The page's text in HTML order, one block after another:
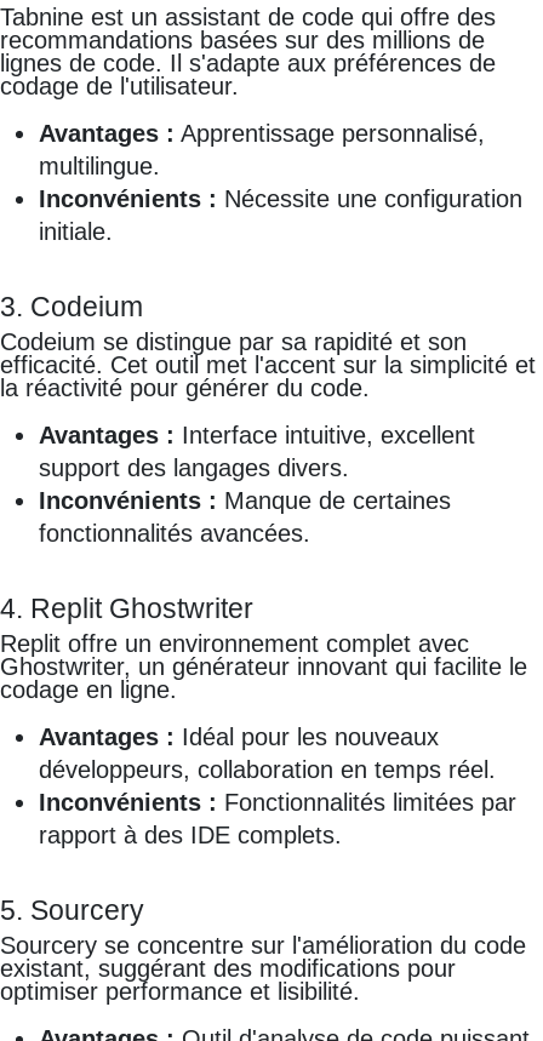
Tabnine est un assistant de code qui offre des
recommandations basées sur des millions de
lignes de code. Il s'adapte aux préférences de
codage de l'utilisateur.
Avantages : Apprentissage personnalisé,
multilingue.
Inconvénients : Nécessite une configuration
initiale.
3. Codeium
Codeium se distingue par sa rapidité et son
efficacité. Cet outil met l'accent sur la simplicité et
la réactivité pour générer du code.
Avantages : Interface intuitive, excellent
support des langages divers.
Inconvénients : Manque de certaines
fonctionnalités avancées.
4. Replit Ghostwriter
Replit offre un environnement complet avec
Ghostwriter, un générateur innovant qui facilite le
codage en ligne.
Avantages : Idéal pour les nouveaux
développeurs, collaboration en temps réel.
Inconvénients : Fonctionnalités limitées par
rapport à des IDE complets.
5. Sourcery
Sourcery se concentre sur l'amélioration du code
existant, suggérant des modifications pour
optimiser performance et lisibilité.